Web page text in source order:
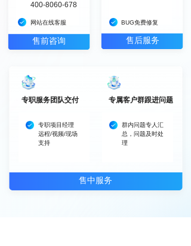
售前咨询
网站在线客服
400-8060-678
售中服务
售后服务
BUG免费修复
专职服务团队交付
专职项目经理
远程/视频/现场
支持
专属客户群跟进问题
群内问题专人汇
总，问题及时处
理
二对一贴心服务